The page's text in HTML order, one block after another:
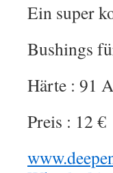
Ein super
Bushings
Härte : 91 A
Preis : 12 €